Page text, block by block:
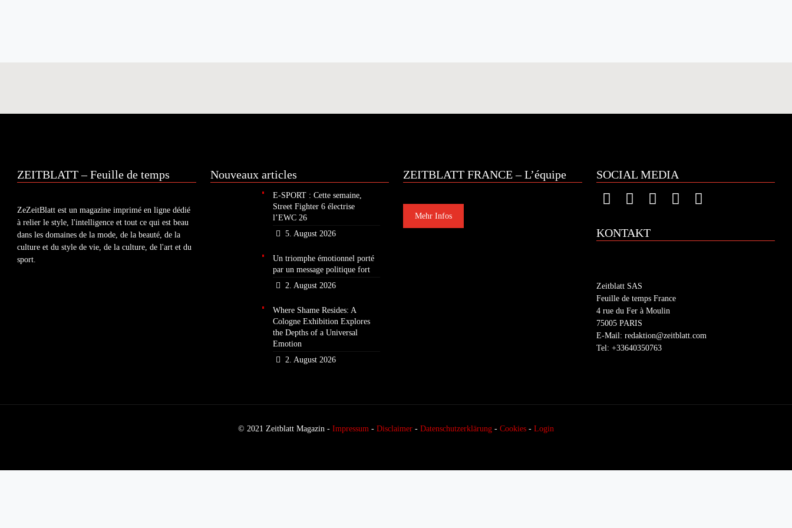
ZEITBLATT – Feuille de temps
ZeZeitBlatt est un magazine imprimé en ligne dédié
à relier le style, l'intelligence et tout ce qui est beau
dans les domaines de la mode, de la beauté, de la
culture et du style de vie, de la culture, de l'art et du
sport.
Nouveaux articles
E-SPORT : Cette semaine,
Street Fighter 6 électrise
l’EWC 26
5. August 2026
Un triomphe émotionnel porté
par un message politique fort
2. August 2026
Where Shame Resides: A
Cologne Exhibition Explores
the Depths of a Universal
Emotion
2. August 2026
ZEITBLATT FRANCE – L’équipe
Mehr Infos
SOCIAL MEDIA
KONTAKT
Zeitblatt SAS
Feuille de temps France
4 rue du Fer à Moulin
75005 PARIS
E-Mail: redaktion@zeitblatt.com
Tel: +33640350763
© 2021 Zeitblatt Magazin - Impressum - Disclaimer - Datenschutzerklärung - Cookies - Login